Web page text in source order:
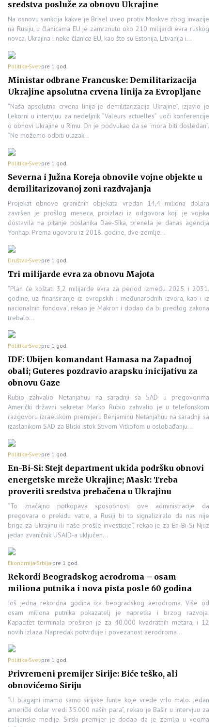
sredstva posluže za obnovu Ukrajine
Na osnovu sankcija kakve je Brisel uveo protiv Moskve zbog invazije
na Rusiju, u članicama EU je zamrznuto oko 210 milijardi evra ruskog
novca. Ukrajina i neke članice EU, kao što su Estonija, Litvanija i…
Politika Svet pre 1 god.
Ministar odbrane Francuske: Demilitarizacija
Ukrajine apsolutna crvena linija za Evropljane
“Naša apsolutna crvena linija je demilitarizacija Ukrajine”, izjavio je
Lekorni u intervjuu za nedeljnik “Valeurs actuelles” uoči konferencije
o obnovi Ukrajine u Rimu. On je podvukao da se “mora biti dosledan”.
“Ne možemo odbiti ulazak…
Politika Svet pre 1 god.
Severna i Južna Koreja obnovile vojne objekte u
demilitarizovanoj zoni razdvajanja
Projekat obnove graničnih objekata vredan 14,4 miliona dolara
završen je prošlog meseca, proizlazi iz odgovora koji je vojska
dostavila na pitanje poslanika Dae-Sika, prenela je danas agencija
Yonhap. Prema ugovoru iz 2018. godine, dve zemlje…
Društvo Svet pre 1 god.
Tri milijarde evra za obnovu Majota
“Plan će koštati 3,2 milijarde evra za period između 2025. i 2031.
godine, uz finansiranje iz evropskih i međunarodnih izvora, kao i iz
nacionalnih fondova”, rekao je Makron i dodao da bi predlog zakona
trebalo…
Politika Svet pre 1 god.
IDF: Ubijen komandant Hamasa na Zapadnoj
obali; Guteres pozdravio arapsku inicijativu za
obnovu Gaze
Rubio zahvalio Netanjahuu na saradnji sa SAD u pregovorima
Američki državni sekretar Marko Rubio zahvalio je u telefonskom
razgovoru izraelskom premijeru Benjaminu Netanjahuu na saradnji sa
izaslanikom SAD za Bliski istok Stivom Vitkofom u oslobađanju…
Politika Svet pre 1 god.
En-Bi-Si: Stejt department ukida podršku obnovi
energetske mreže Ukrajine; Mask: Treba
proveriti sredstva prebačena u Ukrajinu
“To značajno potkopava sposobnosti ove administracije da
pregovara o prekidu vatre, a Rusiji bi to signaliziralo da nas nije
briga za Ukrajinu ili naše prošle investicije”, rekao je za En-Bi-Si Njuz
jedan zvaničnik USAID-a uključen…
Ekonomija Srbija pre 1 god.
Rekordi Beogradskog aerodroma – osam
miliona putnika i nova pista posle 60 godina
Još jedna rekordna godina iza beogradskog aerodroma. Više od
osam miliona putnika pokazatelj je napretka i brzog razvoja.
Kapacitet terminala proširen je za 40.000 kvadratnih metara, i 12
novih izlaza. Napredak potvrđuje i povezanost aerodroma…
Politika Svet pre 1 god.
Privremeni premijer Sirije: Biće teško, ali
obnovićemo Siriju
“U blagajni imamo samo sirijske funte koje vrede vrlo malo. Jedan
američki dolar vredi 35.000 naših para”, rekao je Bašir u intervjuu za
italijanske medije. Sirski premijer je dodao da je zemlja u veoma